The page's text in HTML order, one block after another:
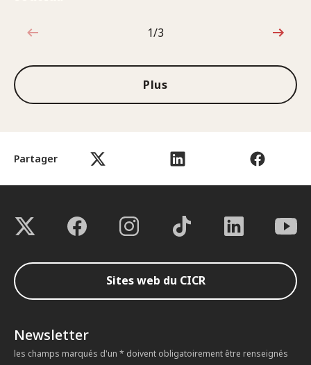
Partager
1sur3
1/3
Plus
Sites web du CICR
Newsletter
les champs marqués d'un * doivent obligatoirement être renseignés